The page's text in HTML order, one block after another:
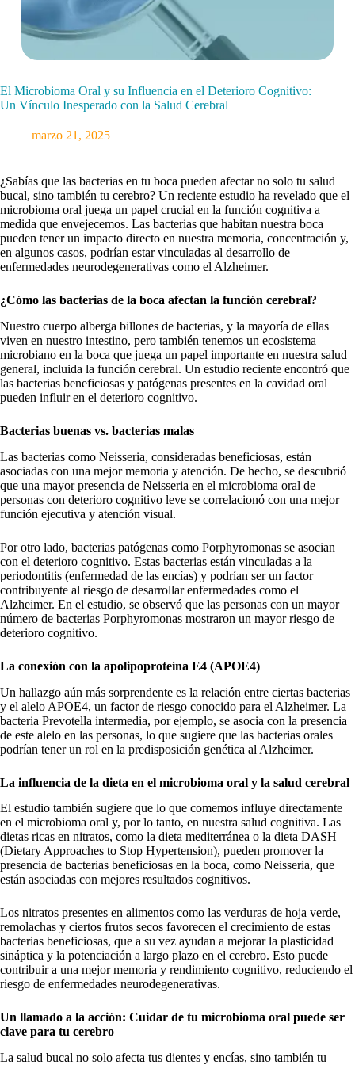
El Microbioma Oral y su Influencia en el Deterioro Cognitivo:
Un Vínculo Inesperado con la Salud Cerebral
marzo 21, 2025
¿Sabías que las bacterias en tu boca pueden afectar no solo tu salud
bucal, sino también tu cerebro? Un reciente estudio ha revelado que el
microbioma oral juega un papel crucial en la función cognitiva a
medida que envejecemos. Las bacterias que habitan nuestra boca
pueden tener un impacto directo en nuestra memoria, concentración y,
en algunos casos, podrían estar vinculadas al desarrollo de
enfermedades neurodegenerativas como el Alzheimer.
¿Cómo las bacterias de la boca afectan la función cerebral?
Nuestro cuerpo alberga billones de bacterias, y la mayoría de ellas
viven en nuestro intestino, pero también tenemos un ecosistema
microbiano en la boca que juega un papel importante en nuestra salud
general, incluida la función cerebral. Un estudio reciente encontró que
las bacterias beneficiosas y patógenas presentes en la cavidad oral
pueden influir en el deterioro cognitivo.
Bacterias buenas vs. bacterias malas
Las bacterias como Neisseria, consideradas beneficiosas, están
asociadas con una mejor memoria y atención. De hecho, se descubrió
que una mayor presencia de Neisseria en el microbioma oral de
personas con deterioro cognitivo leve se correlacionó con una mejor
función ejecutiva y atención visual.
Por otro lado, bacterias patógenas como Porphyromonas se asocian
con el deterioro cognitivo. Estas bacterias están vinculadas a la
periodontitis (enfermedad de las encías) y podrían ser un factor
contribuyente al riesgo de desarrollar enfermedades como el
Alzheimer. En el estudio, se observó que las personas con un mayor
número de bacterias Porphyromonas mostraron un mayor riesgo de
deterioro cognitivo.
La conexión con la apolipoproteína E4 (APOE4)
Un hallazgo aún más sorprendente es la relación entre ciertas bacterias
y el alelo APOE4, un factor de riesgo conocido para el Alzheimer. La
bacteria Prevotella intermedia, por ejemplo, se asocia con la presencia
de este alelo en las personas, lo que sugiere que las bacterias orales
podrían tener un rol en la predisposición genética al Alzheimer.
La influencia de la dieta en el microbioma oral y la salud cerebral
El estudio también sugiere que lo que comemos influye directamente
en el microbioma oral y, por lo tanto, en nuestra salud cognitiva. Las
dietas ricas en nitratos, como la dieta mediterránea o la dieta DASH
(Dietary Approaches to Stop Hypertension), pueden promover la
presencia de bacterias beneficiosas en la boca, como Neisseria, que
están asociadas con mejores resultados cognitivos.
Los nitratos presentes en alimentos como las verduras de hoja verde,
remolachas y ciertos frutos secos favorecen el crecimiento de estas
bacterias beneficiosas, que a su vez ayudan a mejorar la plasticidad
sináptica y la potenciación a largo plazo en el cerebro. Esto puede
contribuir a una mejor memoria y rendimiento cognitivo, reduciendo el
riesgo de enfermedades neurodegenerativas.
Un llamado a la acción: Cuidar de tu microbioma oral puede ser
clave para tu cerebro
La salud bucal no solo afecta tus dientes y encías, sino también tu